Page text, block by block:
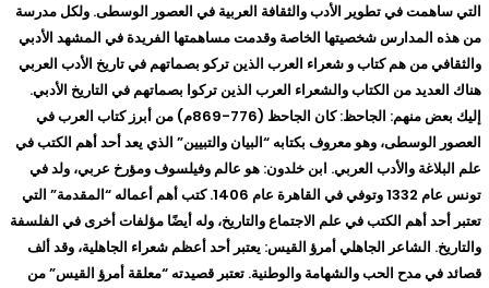
التي ساهمت في تطوير الأدب والثقافة العربية في العصور الوسطى. ولكل مدرسة
من هذه المدارس شخصيتها الخاصة وقدمت مساهمتها الفريدة في المشهد الأدبي
والثقافي من هم كتاب و شعراء العرب الذين تركو بصماتهم في تاريخ الأدب العربي
هناك العديد من الكتاب والشعراء العرب الذين تركوا بصماتهم في التاريخ الأدبي.
إليك بعض منهم: الجاحظ: كان الجاحظ (776-869م) من أبرز كتاب العرب في
العصور الوسطى، وهو معروف بكتابه “البيان والتبيين” الذي يعد أحد أهم الكتب في
علم البلاغة والأدب العربي. ابن خلدون: هو عالم وفيلسوف ومؤرخ عربي، ولد في
تونس عام 1332 وتوفي في القاهرة عام 1406. كتب أهم أعماله “المقدمة” التي
تعتبر أحد أهم الكتب في علم الاجتماع والتاريخ، وله أيضًا مؤلفات أخرى في الفلسفة
والتاريخ. الشاعر الجاهلي أمرؤ القيس: يعتبر أحد أعظم شعراء الجاهلية، وقد ألف
قصائد في مدح الحب والشهامة والوطنية. تعتبر قصيدته “معلقة أمرؤ القيس” من